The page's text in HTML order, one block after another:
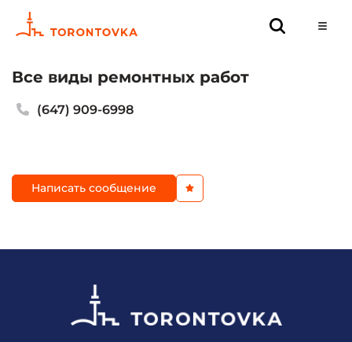
Все виды ремонтных работ
(647) 909-6998
Написать сообщение